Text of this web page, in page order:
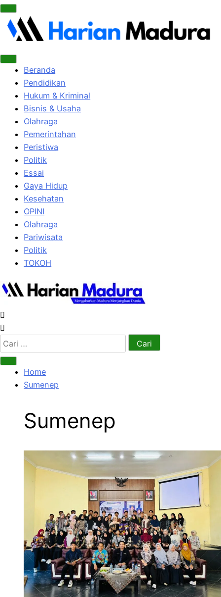
Beranda
Pendidikan
Hukum & Kriminal
Bisnis & Usaha
Olahraga
Pemerintahan
Peristiwa
Politik
Essai
Gaya Hidup
Kesehatan
OPINI
Olahraga
Pariwisata
Politik
TOKOH
Cari
untuk:
Home
Sumenep
Sumenep